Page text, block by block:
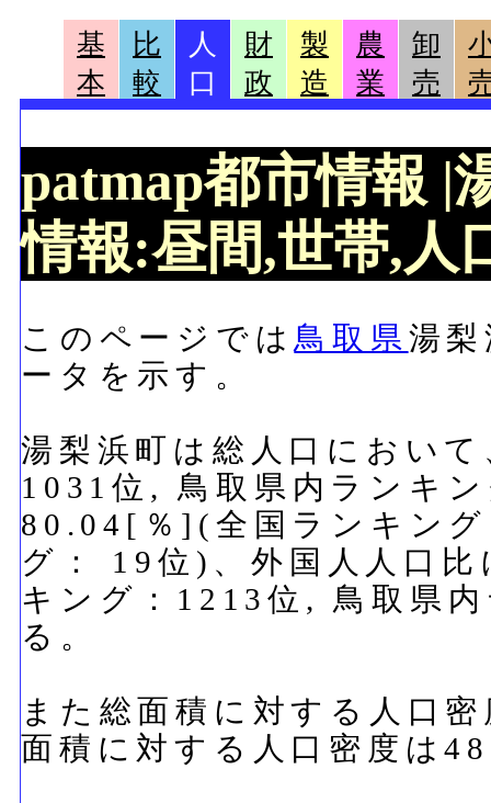
基
本
比
較
人
口
財
政
製
造
農
業
卸
売
patmap都市情報 |
情報:昼間,世帯,人
このページでは 鳥取県 湯
ータを示す。
湯梨浜町は総人口におい
1031位, 鳥取県内ランキ
80.04[％](全国ランキン
グ： 19位)、外国人人口
キング：1213位, 鳥取県
る。
また総面積に対する人口
面積に対する人口密度は